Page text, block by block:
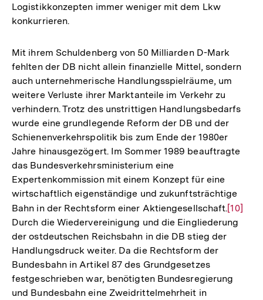
Logistikkonzepten immer weniger mit dem Lkw
konkurrieren.
Mit ihrem Schuldenberg von 50 Milliarden D-Mark
fehlten der DB nicht allein finanzielle Mittel, sondern
auch unternehmerische Handlungsspielräume, um
weitere Verluste ihrer Marktanteile im Verkehr zu
verhindern. Trotz des unstrittigen Handlungsbedarfs
wurde eine grundlegende Reform der DB und der
Schienenverkehrspolitik bis zum Ende der 1980er
Jahre hinausgezögert. Im Sommer 1989 beauftragte
das Bundesverkehrsministerium eine
Expertenkommission mit einem Konzept für eine
wirtschaftlich eigenständige und zukunftsträchtige
Bahn in der Rechtsform einer Aktiengesellschaft.Zur
[10]
Durch die Wiedervereinigung und die Eingliederung
der ostdeutschen Reichsbahn in die DB stieg der
Handlungsdruck weiter. Da die Rechtsform der
Bundesbahn in Artikel 87 des Grundgesetzes
festgeschrieben war, benötigten Bundesregierung
und Bundesbahn eine Zweidrittelmehrheit in